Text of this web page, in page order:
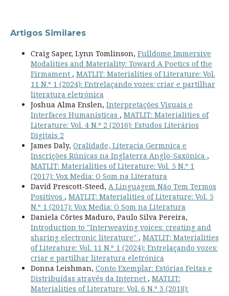
Artigos Similares
Craig Saper, Lynn Tomlinson, Fulldome Immersive
Modalities and Materiality: Toward A Poetics of the
Firmament , MATLIT: Materialities of Literature: Vol.
11 N.º 1 (2024): Entrelaçando vozes: criar e partilhar
literatura eletrónica
Joshua Alma Enslen, Interpretações Visuais e
Interfaces Humanísticas , MATLIT: Materialities of
Literature: Vol. 4 N.º 2 (2016): Estudos Literários
Digitais 2
James Daly, Oralidade, Literacia Germnica e
Inscrições Rúnicas na Inglaterra Anglo-Saxónica ,
MATLIT: Materialities of Literature: Vol. 5 N.º 1
(2017): Vox Media: O Som na Literatura
David Prescott-Steed, A Linguagem Não Tem Termos
Positivos , MATLIT: Materialities of Literature: Vol. 5
N.º 1 (2017): Vox Media: O Som na Literatura
Daniela Côrtes Maduro, Paulo Silva Pereira,
Introduction to "Interweaving voices: creating and
sharing electronic literature" , MATLIT: Materialities
of Literature: Vol. 11 N.º 1 (2024): Entrelaçando vozes:
criar e partilhar literatura eletrónica
Donna Leishman, Conto Exemplar: Estórias Feitas e
Distribuídas através da Internet , MATLIT:
Materialities of Literature: Vol. 6 N.º 3 (2018):